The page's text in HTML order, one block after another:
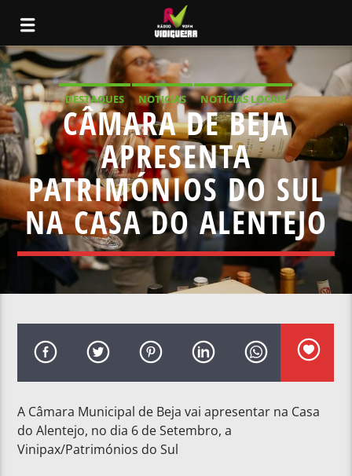
DESTAQUES NOTICIAS
NOTÍCIAS LOCAIS
NOTÍCIAS NACIONAIS
CÂMARA DE BEJA
APRESENTA
PATRIMÓNIOS DO SUL
NA CASA DO ALENTEJO
A Câmara Municipal de Beja vai apresentar na Casa
do Alentejo, no dia 6 de Setembro, a
Vinipax/Patrimónios do Sul